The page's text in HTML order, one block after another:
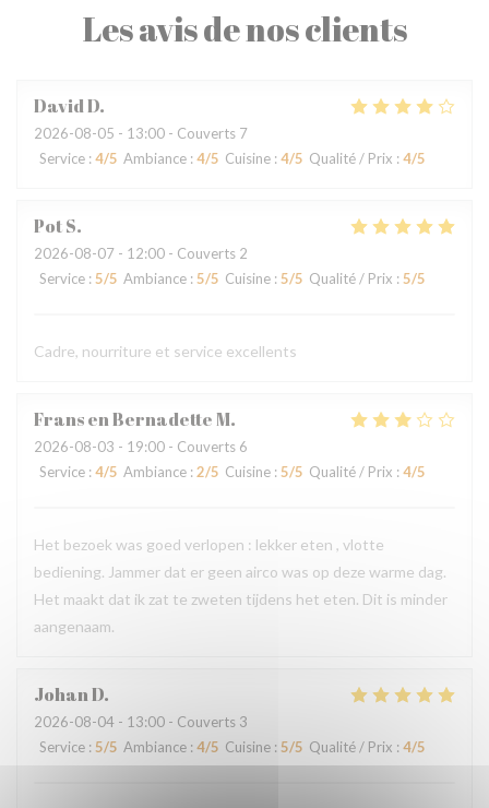
Les avis de nos clients
DavidD
2026-08-05 - 13:00 - Couverts 7
Service : 4/5 Ambiance : 4/5 Cuisine : 4/5 Qualité / Prix : 4/5
PotS
2026-08-07 - 12:00 - Couverts 2
Service : 5/5 Ambiance : 5/5 Cuisine : 5/5 Qualité / Prix : 5/5
Cadre, nourriture et service excellents
Frans en BernadetteM
2026-08-03 - 19:00 - Couverts 6
Service : 4/5 Ambiance : 2/5 Cuisine : 5/5 Qualité / Prix : 4/5
Het bezoek was goed verlopen : lekker eten , vlotte
bediening. Jammer dat er geen airco was op deze warme dag.
Het maakt dat ik zat te zweten tijdens het eten. Dit is minder
aangenaam.
JohanD
2026-08-04 - 13:00 - Couverts 3
Service : 5/5 Ambiance : 4/5 Cuisine : 5/5 Qualité / Prix : 4/5